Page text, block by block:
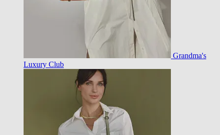
Grandma's
Luxury Club